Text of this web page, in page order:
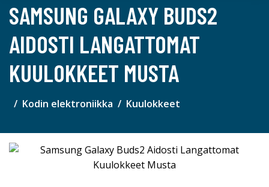
SAMSUNG GALAXY BUDS2
AIDOSTI LANGATTOMAT
KUULOKKEET MUSTA
Kodin elektroniikka Kuulokkeet